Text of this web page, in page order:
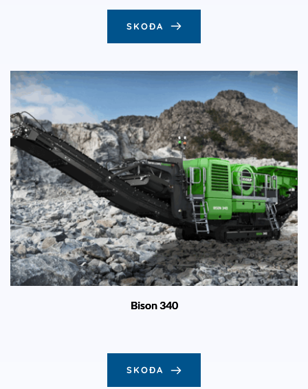
SKOÐA
Bison 340
SKOÐA